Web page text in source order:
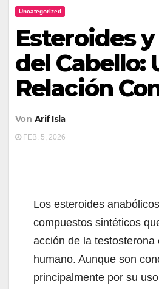
Uncategorized
Esteroides
del Cabello:
Relación
Von Arif Isla
FEB. 5, 2026
Los esteroides
compuestos sintéticos
acción de la testosterona
humano. Aunque son
principalmente por su